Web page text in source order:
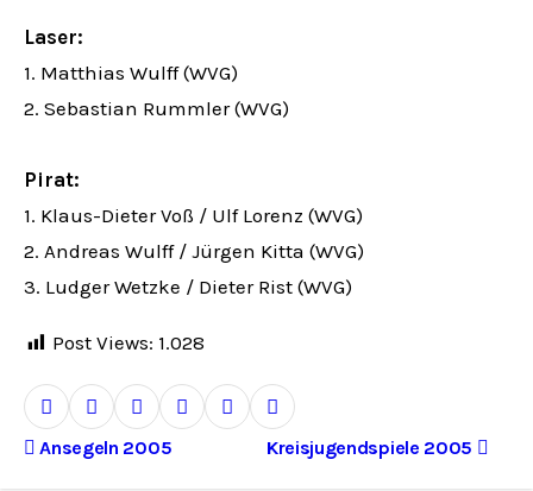
Laser:
1. Matthias Wulff (WVG)
2. Sebastian Rummler (WVG)
Pirat:
1. Klaus-Dieter Voß / Ulf Lorenz (WVG)
2. Andreas Wulff / Jürgen Kitta (WVG)
3. Ludger Wetzke / Dieter Rist (WVG)
Post Views: 1.028
BAnsegeln 2005 Kreisjugendspiele 2005